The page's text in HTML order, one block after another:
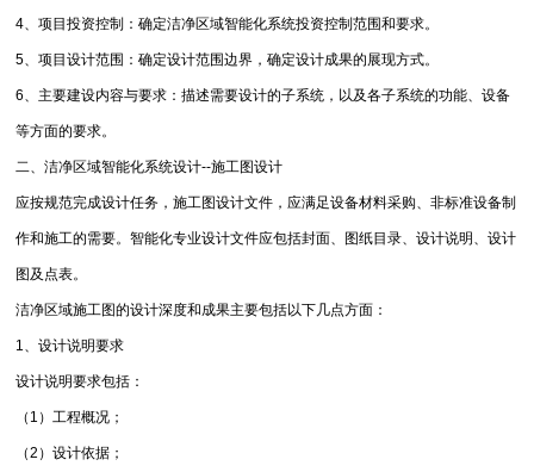
4、项目投资控制：确定洁净区域智能化系统投资控制范围和要求。
5、项目设计范围：确定设计范围边界，确定设计成果的展现方式。
6、主要建设内容与要求：描述需要设计的子系统，以及各子系统的功能、设备
等方面的要求。
二、洁净区域智能化系统设计--施工图设计
应按规范完成设计任务，施工图设计文件，应满足设备材料采购、非标准设备制
作和施工的需要。智能化专业设计文件应包括封面、图纸目录、设计说明、设计
图及点表。
洁净区域施工图的设计深度和成果主要包括以下几点方面：
1、设计说明要求
设计说明要求包括：
（1）工程概况；
（2）设计依据；